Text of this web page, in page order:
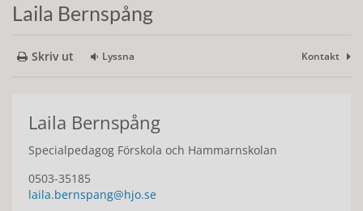
Laila Bernspång
Skriv ut Lyssna Kontakt
Laila Bernspång
Specialpedagog Förskola och Hammarnskolan
0503-35185
laila.bernspang@hjo.se